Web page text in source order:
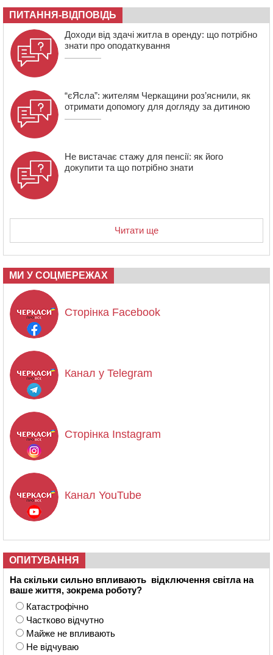
річного односельця
12:57 У Черкасах СБУ викрила прокремлівську
агітаторку, яка закликала до захоплення України
ПИТАННЯ-ВІДПОВІДЬ
Доходи від здачі житла в оренду: що потрібно
знати про оподаткування
“єЯсла”: жителям Черкащини роз’яснили, як
отримати допомогу для догляду за дитиною
Не вистачає стажу для пенсії: як його
докупити та що потрібно знати
Читати ще
МИ У СОЦМЕРЕЖАХ
Сторінка Facebook
Канал у Telegram
Сторінка Instagram
Канал YouTube
ОПИТУВАННЯ
На скільки сильно впливають відключення світла на
ваше життя, зокрема роботу?
Катастрофічно
Частково відчутно
Майже не впливають
Не відчуваю